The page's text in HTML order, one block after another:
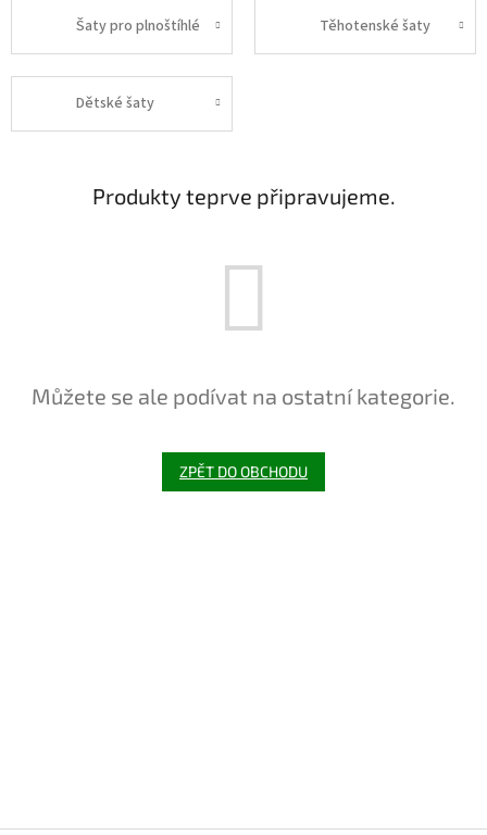
Šaty pro plnoštíhlé Těhotenské šaty
Dětské šaty
Produkty teprve připravujeme.
Můžete se ale podívat na ostatní kategorie.
ZPĚT DO OBCHODU